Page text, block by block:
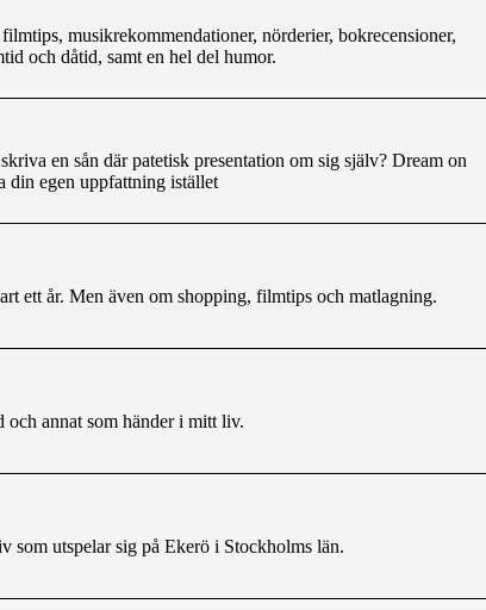
musikrekommendationer, nörderier, bokrecensioner,
och dåtid, samt en hel del humor.
en sån där patetisk presentation om sig själv? Dream on
egen uppfattning istället
ett år. Men även om shopping, filmtips och matlagning.
annat som händer i mitt liv.
som utspelar sig på Ekerö i Stockholms län.